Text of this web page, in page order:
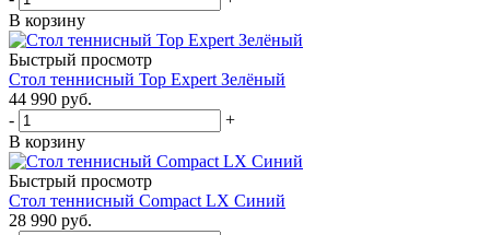
В корзину
Быстрый просмотр
Стол теннисный Top Expert Зелёный
44 990 руб.
-
+
В корзину
Быстрый просмотр
Стол теннисный Compact LX Синий
28 990 руб.